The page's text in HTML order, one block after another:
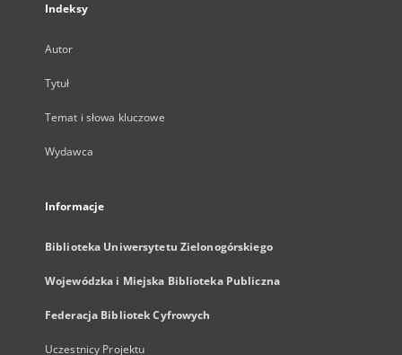
Indeksy
Autor
Tytuł
Temat i słowa kluczowe
Wydawca
Informacje
Biblioteka Uniwersytetu Zielonogórskiego
Wojewódzka i Miejska Biblioteka Publiczna
Federacja Bibliotek Cyfrowych
Uczestnicy Projektu